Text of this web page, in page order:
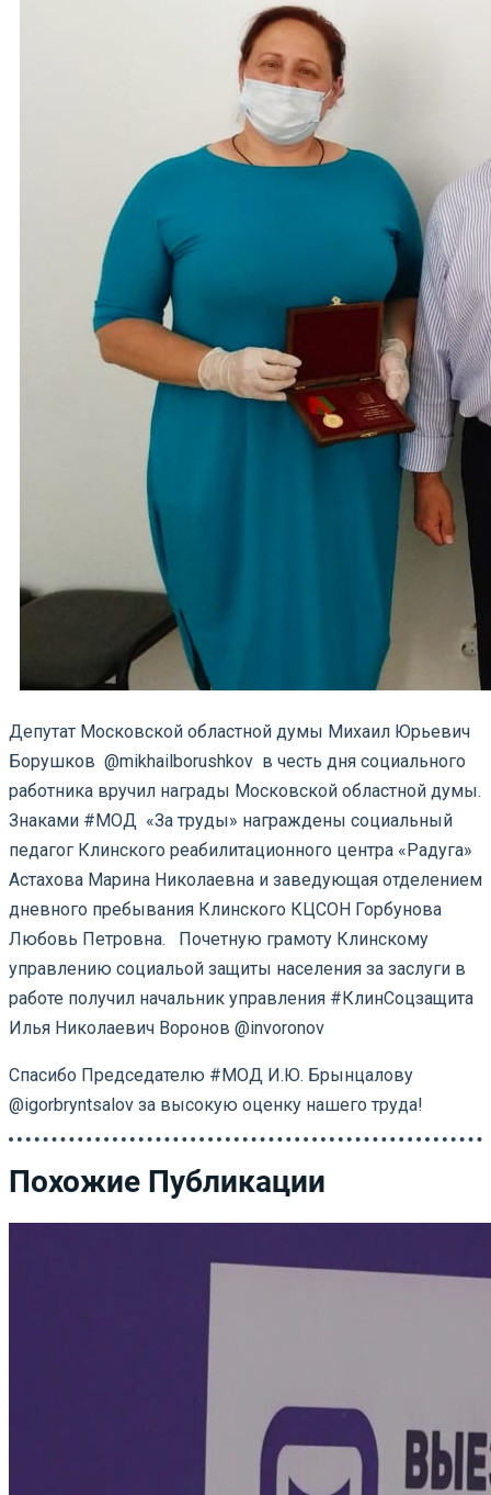
Депутат Московской областной думы Михаил Юрьевич
Борушков @mikhailborushkov в честь дня социального
работника вручил награды Московской областной думы.
Знаками #МОД «За труды» награждены социальный
педагог Клинского реабилитационного центра «Радуга»
Астахова Марина Николаевна и заведующая отделением
дневного пребывания Клинского КЦСОН Горбунова
Любовь Петровна. Почетную грамоту Клинскому
управлению социальой защиты населения за заслуги в
работе получил начальник управления #КлинСоцзащита
Илья Николаевич Воронов @invoronov
Спасибо Председателю #МОД И.Ю. Брынцалову
@igorbryntsalov за высокую оценку нашего труда!
Похожие Публикации